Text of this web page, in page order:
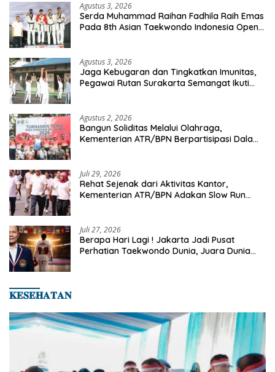
Agustus 3, 2026
Serda Muhammad Raihan Fadhila Raih Emas
Pada 8th Asian Taekwondo Indonesia Open
Agustus 3, 2026
Jaga Kebugaran dan Tingkatkan Imunitas,
Pegawai Rutan Surakarta Semangat Ikuti
Agustus 2, 2026
Bangun Soliditas Melalui Olahraga,
Kementerian ATR/BPN Berpartisipasi Dalam
Juli 29, 2026
Rehat Sejenak dari Aktivitas Kantor,
Kementerian ATR/BPN Adakan Slow Run
Juli 27, 2026
Berapa Hari Lagi ! Jakarta Jadi Pusat
Perhatian Taekwondo Dunia, Juara Dunia
𝐊𝐄𝐒𝐄𝐇𝐀𝐓𝐀𝐍